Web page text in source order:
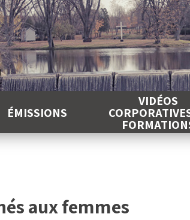
ÉMISSIONS
VIDÉOS
aux femmes